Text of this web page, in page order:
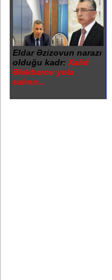
Eldar Əzizovun narazı
olduğu kadr: Xalid
Ələkbərov yola
salınır...